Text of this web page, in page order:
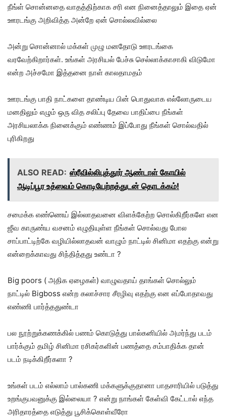
நீங்ள் சொன்னதை வாதத்திற்காக சரி என நினைத்தாலும் இதை ஏன்
ஊரடங்கு அறிவித்த அன்றே ஏன் சொல்லவில்லை
அன்று சொன்னால் மக்கள் முழு மனதோடு ஊரடங்கை
வரவேற்கிறார்கள். உங்கள் அரசியல் பேச்சு செல்லாக்காசாகி விடுமோ
என்ற அச்சமோ இத்தனை நாள் காலதாமதம்
ஊரடங்கு பாதி நாட்களை தாண்டிய பின் பொதுவாக எல்லோருடைய
மனதிலும் எழும் ஒரு வித சலிப்பு தேவை பாதிப்பை நீங்கள்
அரசியலாக்க நினைக்கும் எண்ணம் இப்போது நீங்கள் சொல்வதில்
புரிகிறது
ALSO READ: ஸ்ரீவில்லிபுத்தூர் ஆண்டாள் கோயில்
ஆடிப்பூர உத்ஸவம் கொடியேற்றத்துடன் தொடக்கம்!
சமைக்க எண்ணெய் இல்லாதவனை விளக்கேற்ற சொல்கிறீர்களே என
ஜீவ காருண்ய வசனம் எழுதியுள்ள நீங்கள் சொல்வது போல
சாப்பாட்டிற்கே வழியில்லாதவன் வாழும் நாட்டில் சினிமா எதற்கு என்று
என்றைக்காவது சிந்தித்தது உண்டா ?
Big poors ( அதிக ஏழைகள்) வாழுவதாய் தாங்கள் சொல்லும்
நாட்டில் Bigboss என்ற கலாச்சார சீரழிவு எதற்கு என எப்போதாவது
எண்ணி பார்த்ததுண்டா
பல நூற்றுக்கணக்கில் பணம் கொடுத்து பால்கனியில் அமர்ந்து படம்
பார்க்கும் தமிழ் சினிமா ரசிகர்களின் பணத்தை சம்பாதிக்க தான்
படம் நடிக்கிறீர்களா ?
உங்கள் படம் எல்லாம் பால்கணி மக்களுக்குதானா பாதசாரியில் படுத்து
உறங்குபவனுக்கு இல்லையா ? என்று நாங்கள் கேள்வி கேட்டால் எந்த
அரிதாரத்தை எடுத்து பூசிக்கொள்வீரோ